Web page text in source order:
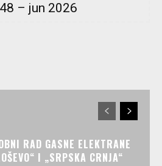
– jun 2026
RAD GASNE ELEKTRANE
I „SRPSKA CRNJA“